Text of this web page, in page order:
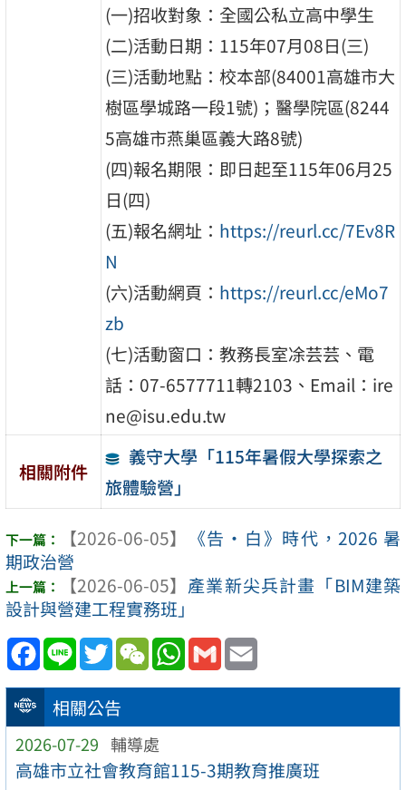
相關公告
2026-07-29 輔導處
高雄市立社會教育館115-3期教育推廣班
(一)招收對象：全國公私立高中學生
(二)活動日期：115年07月08日(三)
(三)活動地點：校本部(84001高雄市大
樹區學城路一段1號)；醫學院區(8244
5高雄市燕巢區義大路8號)
(四)報名期限：即日起至115年06月25
日(四)
(五)報名網址： https://reurl.cc/7Ev8R
N
(六)活動網頁： https://reurl.cc/eMo7
zb
(七)活動窗口：教務長室凃芸芸、電
話：07-6577711轉2103、Email：ire
ne@isu.edu.tw
相關附件
義守大學「115年暑假大學探索之
旅體驗營」
【2026-06-05】
《告‧白》時代，2026 暑
期政治營
【2026-06-05】 產業新尖兵計畫「BIM建築
設計與營建工程實務班」
Facebook
Line TwitterWeChatWhatsApp
Gmail